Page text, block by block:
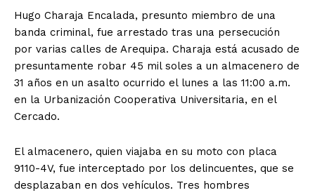
Hugo Charaja Encalada, presunto miembro de una
banda criminal, fue arrestado tras una persecución
por varias calles de Arequipa. Charaja está acusado de
presuntamente robar 45 mil soles a un almacenero de
31 años en un asalto ocurrido el lunes a las 11:00 a.m.
en la Urbanización Cooperativa Universitaria, en el
Cercado.
El almacenero, quien viajaba en su moto con placa
9110-4V, fue interceptado por los delincuentes, que se
desplazaban en dos vehículos. Tres hombres